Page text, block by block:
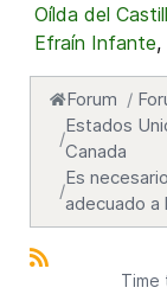
Oílda del
Efraín Infante,
Forum
Estados
Canada
Es
adecuado a
Time